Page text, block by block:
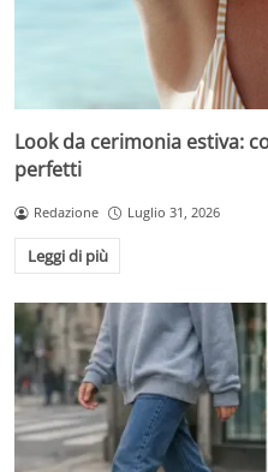
Look da cerimonia estiva:
perfetti
Redazione Luglio 31, 2026
Leggi di più